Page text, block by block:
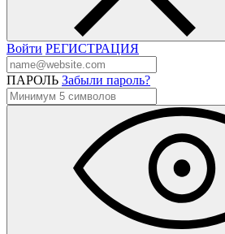
Войти РЕГИСТРАЦИЯ
ПАРОЛЬ Забыли пароль?